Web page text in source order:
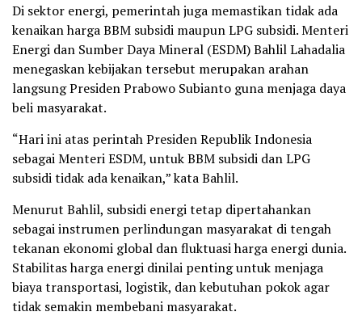
Di sektor energi, pemerintah juga memastikan tidak ada
kenaikan harga BBM subsidi maupun LPG subsidi. Menteri
Energi dan Sumber Daya Mineral (ESDM) Bahlil Lahadalia
menegaskan kebijakan tersebut merupakan arahan
langsung Presiden Prabowo Subianto guna menjaga daya
beli masyarakat.
“Hari ini atas perintah Presiden Republik Indonesia
sebagai Menteri ESDM, untuk BBM subsidi dan LPG
subsidi tidak ada kenaikan,” kata Bahlil.
Menurut Bahlil, subsidi energi tetap dipertahankan
sebagai instrumen perlindungan masyarakat di tengah
tekanan ekonomi global dan fluktuasi harga energi dunia.
Stabilitas harga energi dinilai penting untuk menjaga
biaya transportasi, logistik, dan kebutuhan pokok agar
tidak semakin membebani masyarakat.